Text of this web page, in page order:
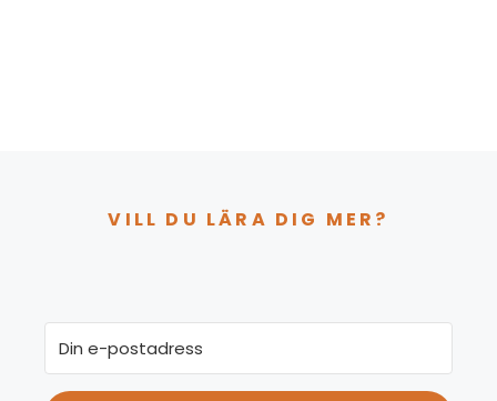
VILL DU LÄRA DIG MER?